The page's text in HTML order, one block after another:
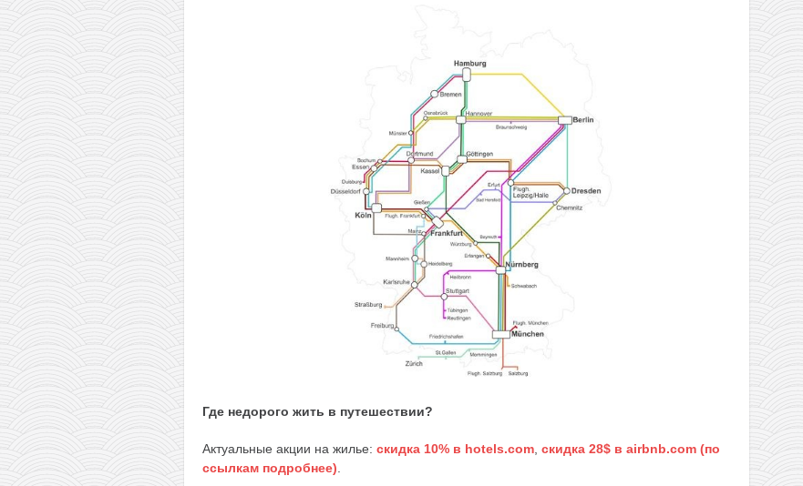
Где недорого жить в путешествии?
Актуальные акции на жилье: скидка 10% в hotels.com скидка 28$ в airbnb.com (по
ссылкам подробнее)